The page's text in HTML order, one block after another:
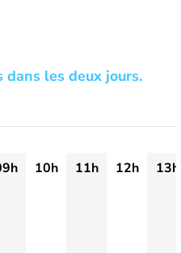
les deux jours.
10h 11h 12h
13h